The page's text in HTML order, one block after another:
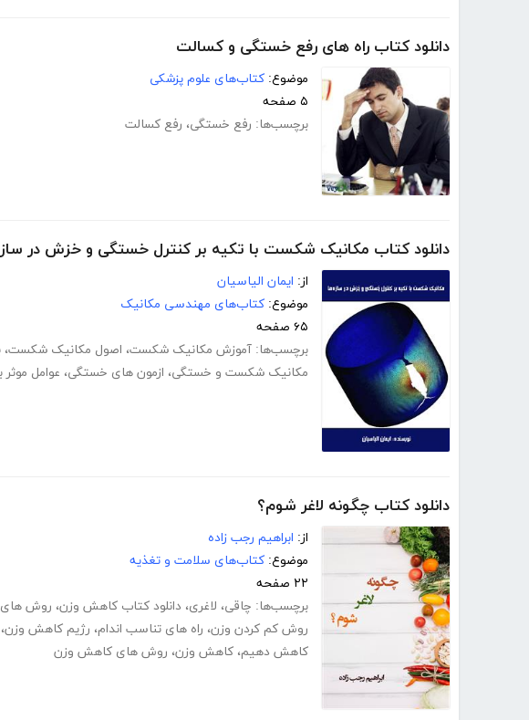
دانلود کتاب راه های رفع خستگی و کسالت
موضوع: کتاب‌های علوم پزشکی
۵ صفحه
برچسب‌ها: رفع خستگی، رفع کسالت
دانلود کتاب مکانیک شکست با تکیه بر کنترل خستگی و خزش در
از: ایمان الیاسیان
موضوع: کتاب‌های مهندسی مکانیک
۶۵ صفحه
برچسب‌ها: آموزش مکانیک شکست، اصول مکانیک شکست،
مکانیک شکست و خستگی، ازمون های خستگی، عوامل
دانلود کتاب چگونه لاغر شوم؟
از: ابراهیم رجب زاده
موضوع: کتاب‌های سلامت و تغذیه
۲۲ صفحه
برچسب‌ها: چاقی، لاغری، دانلود کتاب کاهش وزن، روش های
روش کم کردن وزن، راه های تناسب اندام، رژیم کاهش وزن،
کاهش دهیم، کاهش وزن، روش های کاهش وزن